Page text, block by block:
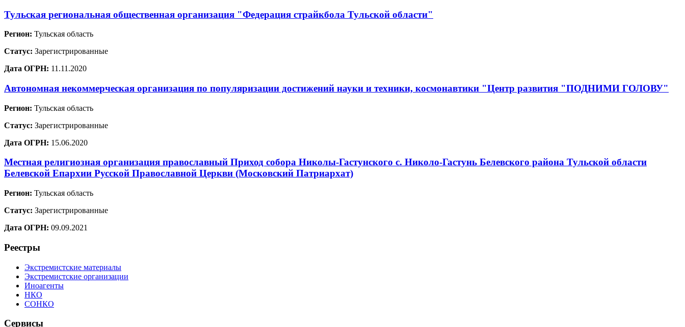
Тульская региональная общественная организация "Федерация страйкбола Тульской области"
Регион: Тульская область
Статус: Зарегистрированные
Дата ОГРН: 11.11.2020
Автономная некоммерческая организация по популяризации достижений науки и техники, космонавтики "Центр развития "ПОДНИМИ ГОЛОВУ"
Регион: Тульская область
Статус: Зарегистрированные
Дата ОГРН: 15.06.2020
Местная религиозная организация православный Приход собора Николы-Гастунского с. Николо-Гастунь Белевского района Тульской области
Белевской Епархии Русской Православной Церкви (Московский Патриархат)
Регион: Тульская область
Статус: Зарегистрированные
Дата ОГРН: 09.09.2021
Реестры
Экстремистские материалы
Экстремистские организации
Иноагенты
НКО
СОНКО
Сервисы